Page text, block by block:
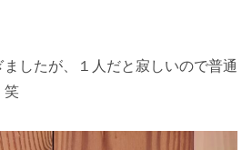
したが、１人だと寂しいので普通
笑